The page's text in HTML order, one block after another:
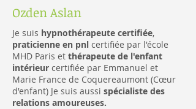
Ozden Aslan
Je suis hypnothérapeute certifiée,
praticienne en pnl certifiée par l'école
MHD Paris et thérapeute de l'enfant
intérieur certifiée par Emmanuel et
Marie France de Coquereaumont (Cœur
d'enfant) Je suis aussi spécialiste des
relations amoureuses.